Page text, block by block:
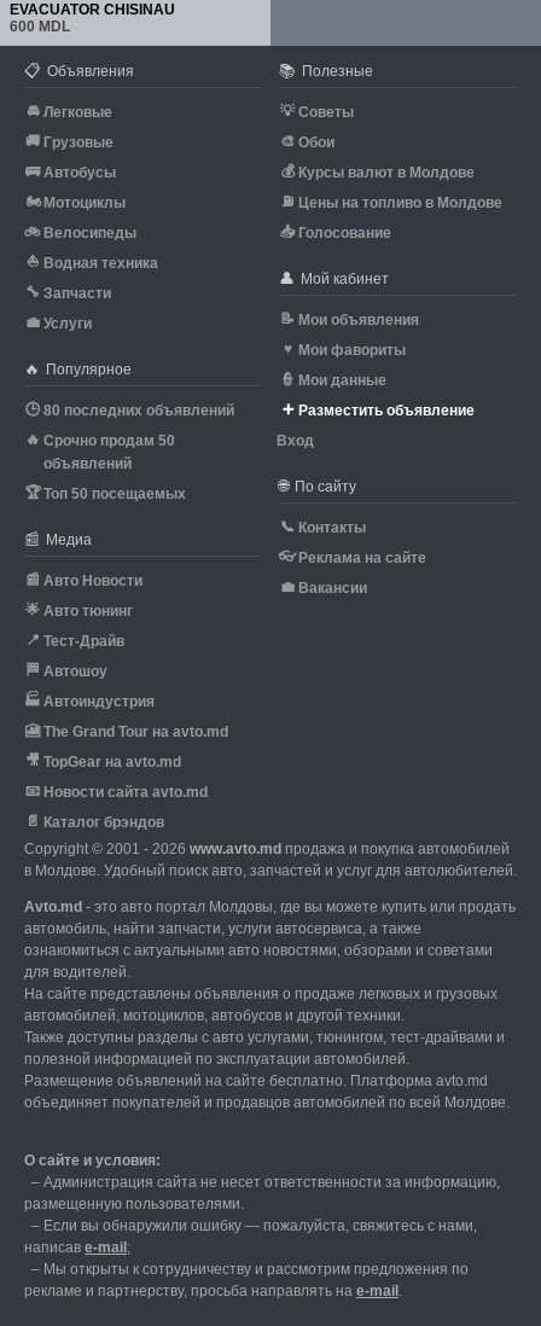
EVACUATOR CHISINAU
600 MDL
📋 Объявления
🚘 Легковые
🚚 Грузовые
🚌 Автобусы
🏍 Мотоциклы
🚲 Велосипеды
⛵ Водная техника
🔧 Запчасти
💼 Услуги
🔥 Популярное
🕒 80 последних объявлений
🔥 Срочно продам 50
объявлений
🏆Топ 50 посещаемых
📰 Медиа
📰 Авто Новости
🌟 Авто тюнинг
📍 Тест-Драйв
🏁 Автошоу
🏭 Автоиндустрия
🎦 The Grand Tour на avto.md
🎥 TopGear на avto.md
📧 Новости сайта avto.md
📄 Каталог брэндов
📚 Полезные
💡 Советы
🎨 Обои
💰 Курсы валют в Молдове
⛽ Цены на топливо в Молдове
📥 Голосование
👤 Мой кабинет
📝 Мои объявления
♥ Мои фавориты
👮 Мои данные
➕ Разместить объявление
Вход
🌐 По сайту
📞 Контакты
👓 Реклама на сайте
💼 Вакансии
Copyright © 2001 - 2026 www.avto.md продажа и покупка автомобилей
в Молдове. Удобный поиск авто, запчастей и услуг для автолюбителей.
Avto.md - это авто портал Молдовы, где вы можете купить или продать
автомобиль, найти запчасти, услуги автосервиса, а также
ознакомиться с актуальными авто новостями, обзорами и советами
для водителей.
На сайте представлены объявления о продаже легковых и грузовых
автомобилей, мотоциклов, автобусов и другой техники.
Также доступны разделы с авто услугами, тюнингом, тест-драйвами и
полезной информацией по эксплуатации автомобилей.
Размещение объявлений на сайте бесплатно. Платформа avto.md
объединяет покупателей и продавцов автомобилей по всей Молдове.
О сайте и условия:
– Администрация сайта не несет ответственности за информацию,
размещенную пользователями.
– Если вы обнаружили ошибку — пожалуйста, свяжитесь с нами,
написав е-mail ;
– Мы открыты к сотрудничеству и рассмотрим предложения по
рекламе и партнерству, просьба направлять на е-mail .